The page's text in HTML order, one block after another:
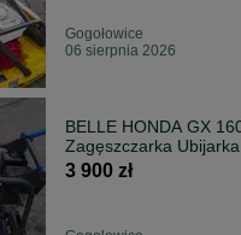
Gogołowice
06 sierpnia 2026
BELLE HONDA GX 160
Zagęszczarka Ubijarka
3 900 zł